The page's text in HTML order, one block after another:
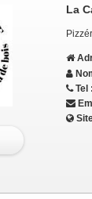
La
Tel :